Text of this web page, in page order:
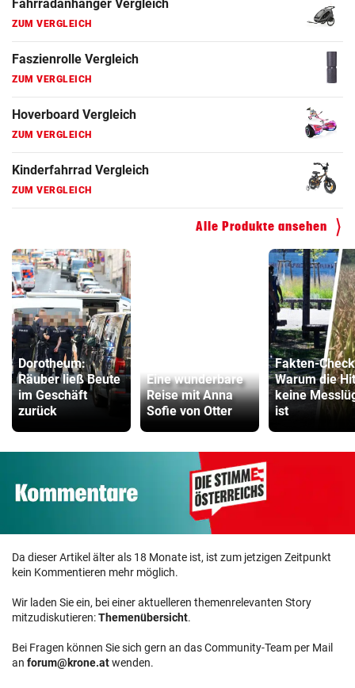
Fahrradanhänger Vergleich
ZUM VERGLEICH
Faszienrolle Vergleich
ZUM VERGLEICH
Hoverboard Vergleich
ZUM VERGLEICH
Kinderfahrrad Vergleich
ZUM VERGLEICH
Alle Produkte ansehen
Dorotheum:
Räuber ließ Beute
im Geschäft
zurück
Eine wunderbare
Reise mit Anna
Sofie von Otter
Fakten-
Warum die
keine
ist
Da dieser Artikel älter als 18 Monate ist, ist zum jetzigen Zeitpunkt
kein Kommentieren mehr möglich.
Wir laden Sie ein, bei einer aktuelleren themenrelevanten Story
mitzudiskutieren:Themenübersicht.
Bei Fragen können Sie sich gern an das Community-Team per Mail
an forum@krone.atwenden.